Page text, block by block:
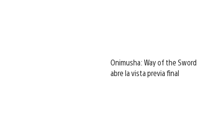
Onimusha: Way of the Sword
abre la vista previa final